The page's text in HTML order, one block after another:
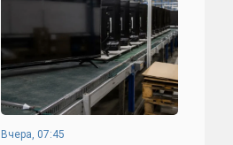
Вчера, 07:45